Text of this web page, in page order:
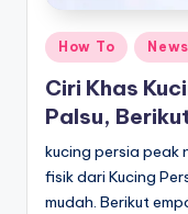
Posted
in
How To
Ciri Khas
Palsu,
kucing persia peak
fisik dari Kucing
mudah. Berikut